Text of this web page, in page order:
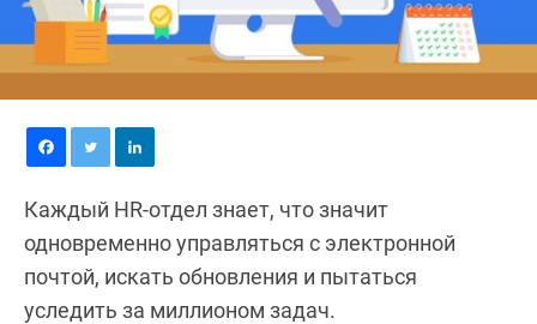
Каждый HR-отдел знает, что значит
одновременно управляться с электронной
почтой, искать обновления и пытаться
уследить за миллионом задач.